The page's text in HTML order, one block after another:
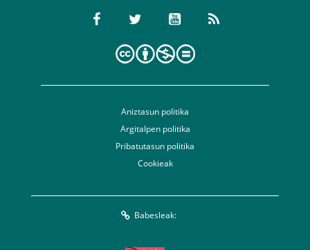
Aniztasun politika
Argitalpen politika
Pribatutasun politika
Cookieak
Babesleak: